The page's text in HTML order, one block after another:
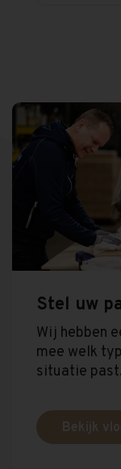
Stel uw
Wij hebben
mee welk
situatie
Bekijk